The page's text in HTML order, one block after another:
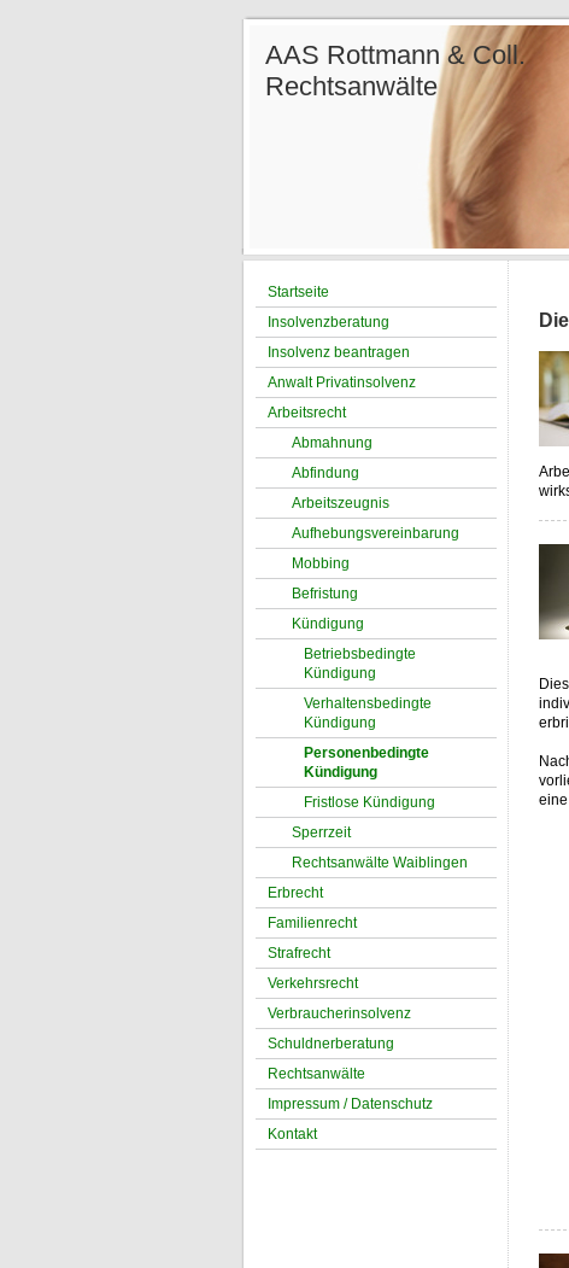
AAS Rottmann
Tel.:
Startseite
Insolvenzberatung
Insolvenz beantragen
Anwalt Privatinsolvenz
Arbeitsrecht
Abmahnung
Abfindung
Arbeitszeugnis
Aufhebungsvereinbarung
Mobbing
Befristung
Kündigung
Betriebsbedingte
Kündigung
Verhaltensbedingte
Kündigung
Personenbedingte
Kündigung
Fristlose Kündigung
Sperrzeit
Rechtsanwälte Waiblingen
Erbrecht
Familienrecht
Strafrecht
Verkehrsrecht
Verbraucherinsolvenz
Schuldnerberatung
Rechtsanwälte
Impressum / Datenschutz
Kontakt